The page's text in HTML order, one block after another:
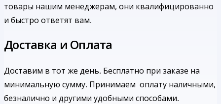
товары нашим менеджерам, они квалифицированно
и быстро ответят вам.
Доставка и Оплата
Доставим в тот же день. Бесплатно при заказе на
минимальную сумму. Принимаем оплату наличными,
безналично и другими удобными способами.